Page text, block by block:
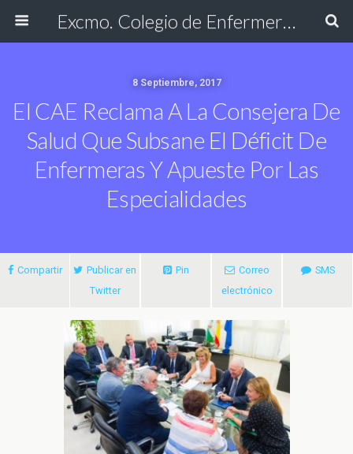
Excmo. Colegio de Enfermería de Cádiz
8 Septiembre, 2017
El CAE Reclama A La Consejera De
Salud Que Subsane El Déficit De
Enfermeras Y Apueste Por Las
Especialidades
Compartir
Publicar en
Twitter
Pin
Correo
electrónico
SMS